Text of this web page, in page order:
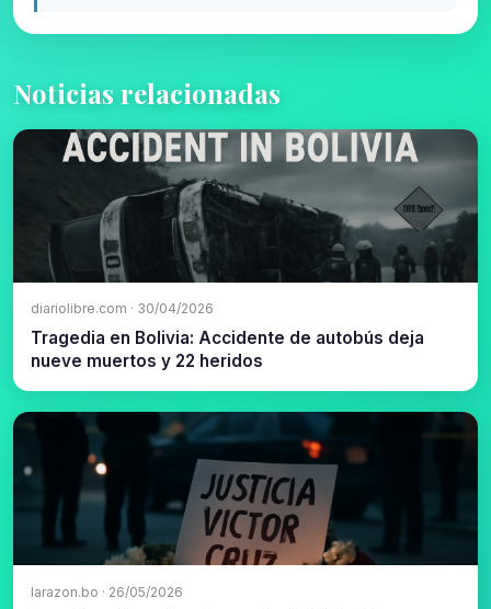
Noticias relacionadas
diariolibre.com · 30/04/2026
Tragedia en Bolivia: Accidente de autobús deja
nueve muertos y 22 heridos
larazon.bo · 26/05/2026